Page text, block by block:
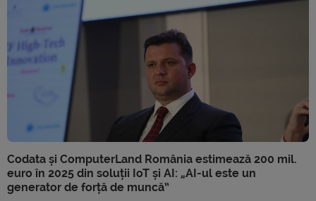
Codata și ComputerLand România estimează 200 mil.
euro în 2025 din soluții IoT și AI: „AI-ul este un
generator de forță de muncă”